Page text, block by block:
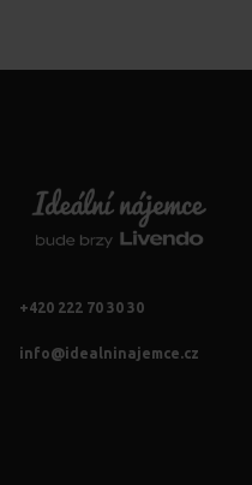
+420 222 70 30 30
info@idealninajemce.cz